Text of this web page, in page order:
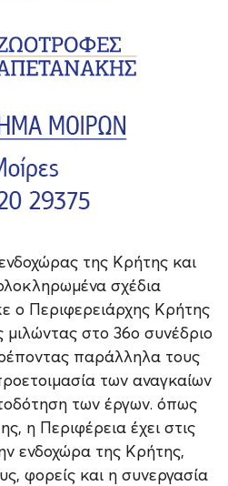
της Κρήτης και
σχέδια
ο Περιφερειάρχης Κρήτης
στο 36ο συνέδριο
παράλληλα τους
των αναγκαίων
των έργων. όπως
η Περιφέρεια έχει στις
ενδοχώρα της Κρήτης,
φορείς και η συνεργασία